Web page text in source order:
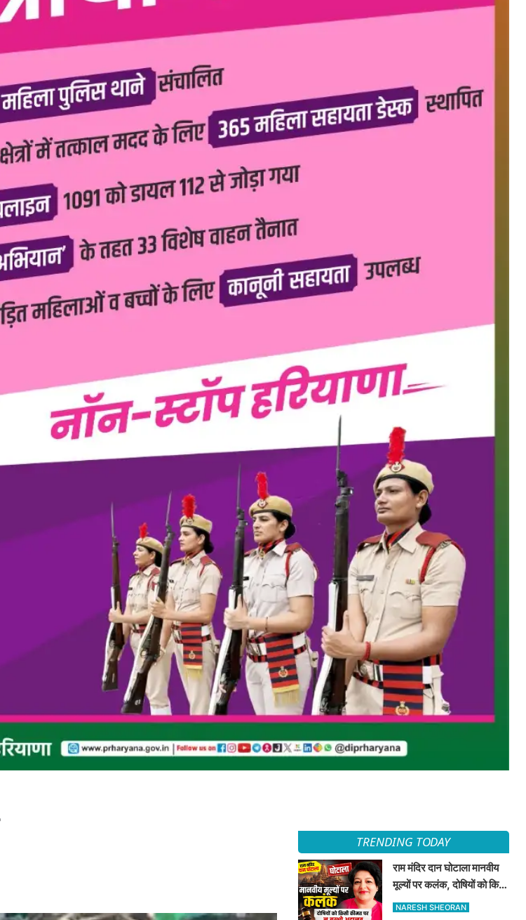
TRENDING TODAY
राम मंदिर दान घोटाला मानवीय
मूल्यों पर कलंक, दोषियों को किसी
कीमत पर न बख्शे अदालत —
NARESH SHEORAN